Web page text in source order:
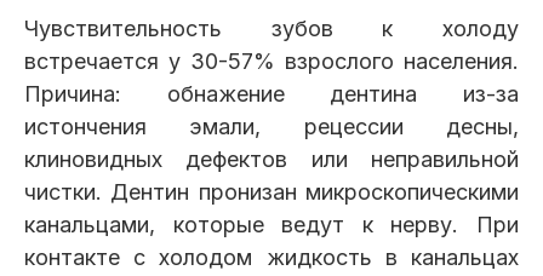
Чувствительность зубов к холоду
встречается у 30-57% взрослого населения.
Причина: обнажение дентина из-за
истончения эмали, рецессии десны,
клиновидных дефектов или неправильной
чистки. Дентин пронизан микроскопическими
канальцами, которые ведут к нерву. При
контакте с холодом жидкость в канальцах